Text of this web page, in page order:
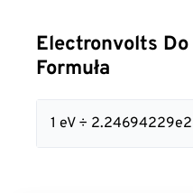
Electronvolts
Formuła
1 eV ÷